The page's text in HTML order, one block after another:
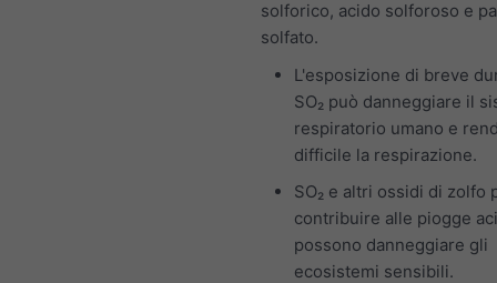
solforico, acido solforoso e
solfato.
L'esposizione di breve
SO₂ può danneggiare il
respiratorio umano e
difficile la respirazione.
SO₂ e altri ossidi di zolfo
contribuire alle piogge
possono danneggiare gli
ecosistemi sensibili.